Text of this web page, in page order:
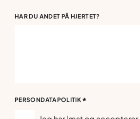
HAR DU ANDET PÅ HJERTET?
PERSONDATAPOLITIK *